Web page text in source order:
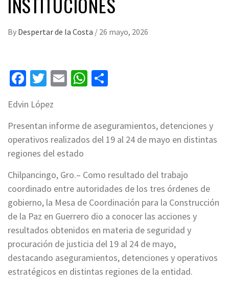
By Despertar de la Costa / 26 mayo, 2026
Facebook
Twitter
EmailWhatsApp
Edvin López
Presentan informe de aseguramientos, detenciones y
operativos realizados del 19 al 24 de mayo en distintas
regiones del estado
Chilpancingo, Gro.– Como resultado del trabajo
coordinado entre autoridades de los tres órdenes de
gobierno, la Mesa de Coordinación para la Construcción
de la Paz en Guerrero dio a conocer las acciones y
resultados obtenidos en materia de seguridad y
procuración de justicia del 19 al 24 de mayo,
destacando aseguramientos, detenciones y operativos
estratégicos en distintas regiones de la entidad.